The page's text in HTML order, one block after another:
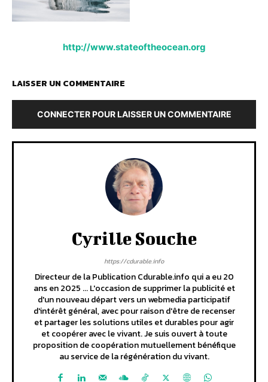
http://www.stateoftheocean.org
LAISSER UN COMMENTAIRE
CONNECTER POUR LAISSER UN COMMENTAIRE
Cyrille Souche
https://cdurable.info
Directeur de la Publication Cdurable.info qui a eu 20
ans en 2025 ... L'occasion de supprimer la publicité et
d'un nouveau départ vers un webmedia participatif
d'intérêt général, avec pour raison d'être de recenser
et partager les solutions utiles et durables pour agir
et coopérer avec le vivant. Je suis ouvert à toute
proposition de coopération mutuellement bénéfique
au service de la régénération du vivant.